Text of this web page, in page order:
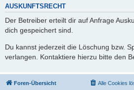
AUSKUNFTSRECHT
Der Betreiber erteilt dir auf Anfrage
dich gespeichert sind.
Du kannst jederzeit die Löschung bzw.
verlangen. Kontaktiere hierzu bitte den
Foren-Übersicht Alle Cookies